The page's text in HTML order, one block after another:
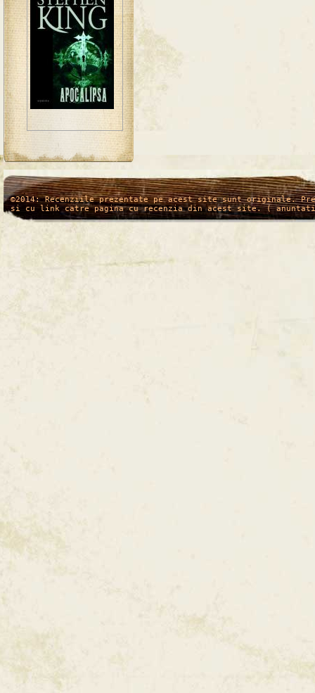
/* */
©2014: Recenziile prezentate pe acest site sunt originale.
si cu link catre pagina cu recenzia din acest site. (